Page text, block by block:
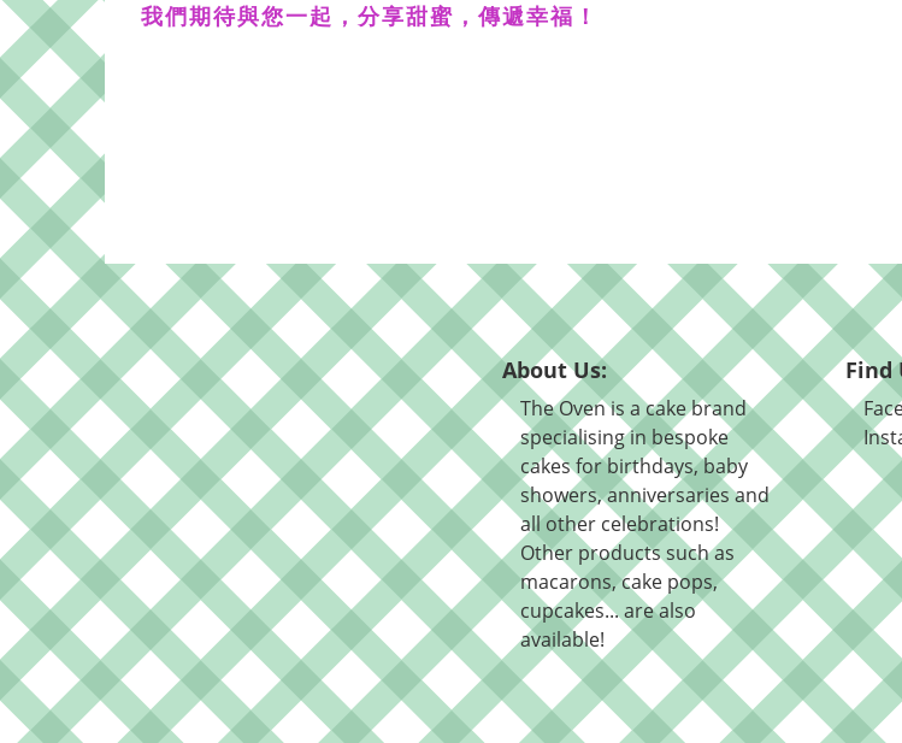
我們期待與您一起，分享甜蜜，傳遞幸福！
About Us:
The Oven is a cake brand
specialising in bespoke
cakes for birthdays, baby
showers, anniversaries and
all other celebrations!
Other products such as
macarons, cake pops,
cupcakes... are also
available!
Find